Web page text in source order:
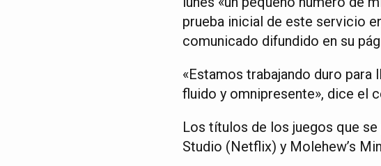
prueba inicial de este servicio
comunicado difundido en su
«Estamos trabajando duro
fluido y omnipresente», dice el
Los títulos de los juegos que
Studio (Netflix) y Molehew’s